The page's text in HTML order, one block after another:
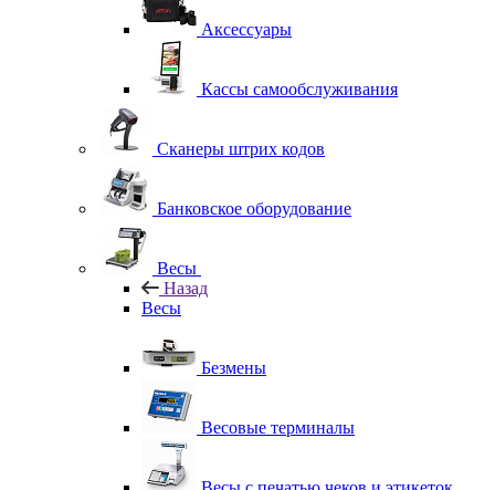
Аксессуары
Кассы самообслуживания
Сканеры штрих кодов
Банковское оборудование
Весы
Назад
Весы
Безмены
Весовые терминалы